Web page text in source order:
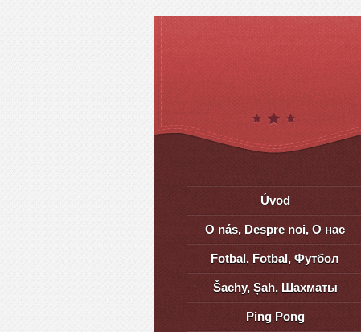
Úvod
O nás, Despre noi, О нас
Fotbal, Fotbal, Футбол
Šachy, Șah, Шахматы
Ping Pong